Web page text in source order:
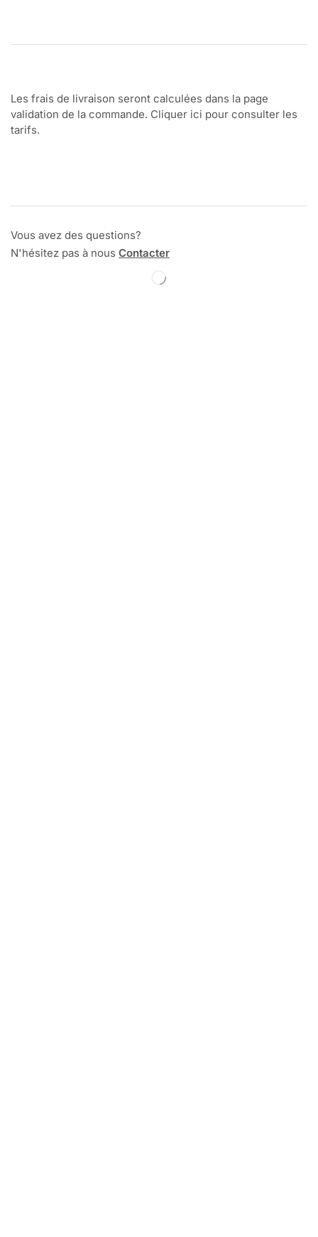
Les frais de livraison seront calculées dans la page
validation de la commande. Cliquer ici pour consulter les
tarifs.
Vous avez des questions?
N'hésitez pas à nous Contacter